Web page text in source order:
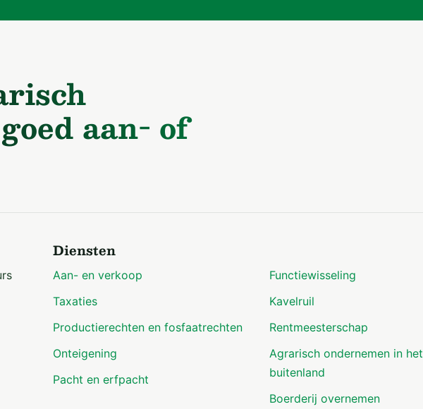
aan- of
Diensten
Aan- en verkoop
Taxaties
Productierechten en fosfaatrechten
Onteigening
Pacht en erfpacht
Functiewisseling
Kavelruil
Rentmeesterschap
Agrarisch ondernemen in het
buitenland
Boerderij overnemen